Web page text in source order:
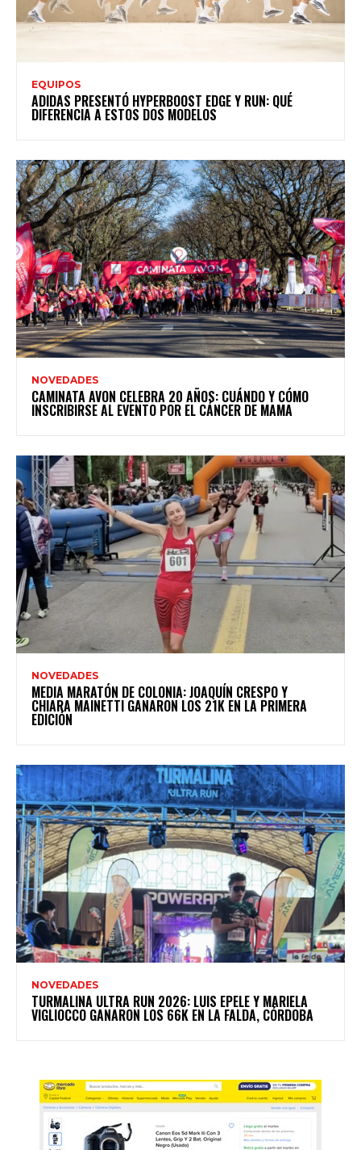
EQUIPOS
ADIDAS PRESENTÓ HYPERBOOST EDGE Y RUN: QUÉ
DIFERENCIA A ESTOS DOS MODELOS
NOVEDADES
CAMINATA AVON CELEBRA 20 AÑOS: CUÁNDO Y CÓMO
INSCRIBIRSE AL EVENTO POR EL CÁNCER DE MAMA
NOVEDADES
MEDIA MARATÓN DE COLONIA: JOAQUÍN CRESPO Y
CHIARA MAINETTI GANARON LOS 21K EN LA PRIMERA
EDICIÓN
NOVEDADES
TURMALINA ULTRA RUN 2026: LUIS EPELE Y MARIELA
VIGLIOCCO GANARON LOS 66K EN LA FALDA, CÓRDOBA